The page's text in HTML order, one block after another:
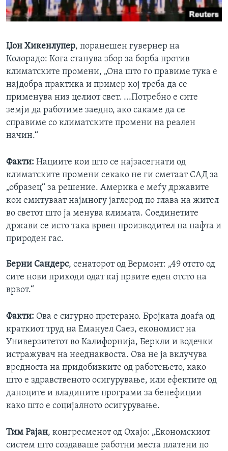
Џон Хикенлупер, поранешен гувернер на
Колорадо: Кога станува збор за борба против
климатските промени, „Она што го правиме тука е
најдобра практика и пример кој треба да се
применува низ целиот свет. ...Потребно е сите
земји да работиме заедно, ако сакаме да се
справиме со климатските промени на реален
начин.“
Факти: Нациите кои што се најзасегнати од
климатските промени секако не ги сметаат САД за
„образец“ за решение. Америка е меѓу државите
кои емитуваат најмногу јаглерод по глава на жител
во светот што ја менува климата. Соединетите
држави се исто така врвен производител на нафта и
природен гас.
Берни Сандерс, сенаторот од Вермонт: „49 отсто од
сите нови приходи одат кај првите еден отсто на
врвот.“
Факти: Ова е сигурно претерано. Бројката доаѓа од
краткиот труд на Емануел Саез, економист на
Универзитетот во Калифорнија, Беркли и водечки
истражувач на нееднаквоста. Ова не ја вклучува
вредноста на придобивките од работењето, како
што е здравственото осигурување, или ефектите од
даноците и владините програми за бенефиции
како што е социјалното осигурување.
Тим Рајан, конгресменот од Охајо: „Економскиот
систем што создаваше работни места платени по